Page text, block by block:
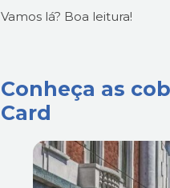
Vamos lá? Boa leitura!
Conheça as
Card